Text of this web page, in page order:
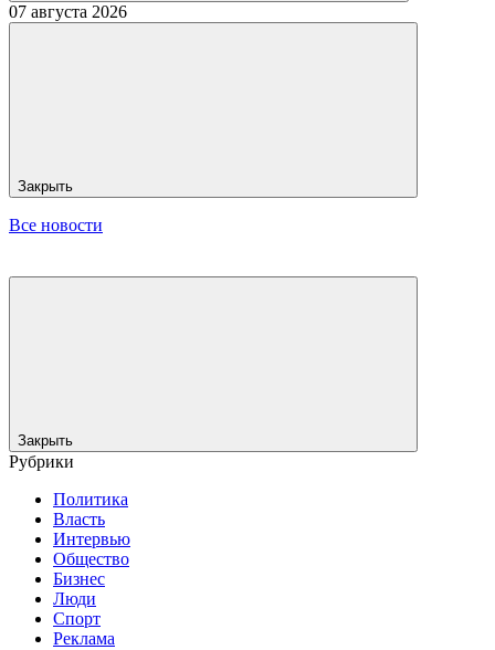
07 августа 2026
Закрыть
Все новости
Закрыть
Рубрики
Политика
Власть
Интервью
Общество
Бизнес
Люди
Спорт
Реклама